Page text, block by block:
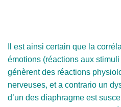
Il est ainsi certain que la
émotions (réactions aux
génèrent des réactions
nerveuses, et a contrario un
d’un des diaphragme est